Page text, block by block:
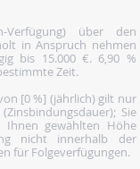
Verfügung) über den
in Anspruch nehmen
bis 15.000 €. 6,90 %
Zeit.
[0 %] (jährlich) gilt nur
Sie
Ihnen gewählten Höhe
nicht innerhalb der
für Folgeverfügungen.